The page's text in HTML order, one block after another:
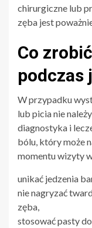
chirurgiczne lub
zęba jest
Co
podczas
W przypadku
lub picia nie
diagnostyka i
bólu, który może
momentu wizyty
unikać jedzenia
nie nagryzać
zęba,
stosować pasty